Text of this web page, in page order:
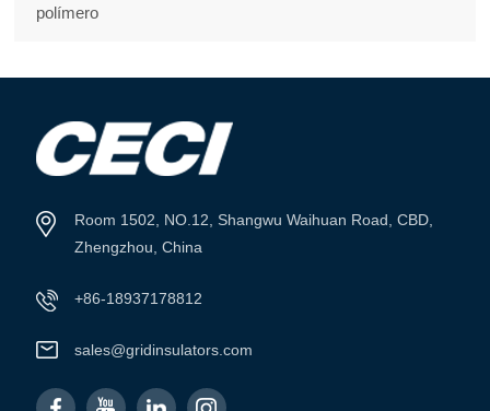
polímero
Room 1502, NO.12, Shangwu Waihuan Road, CBD,
Zhengzhou, China
+86-18937178812
sales@gridinsulators.com